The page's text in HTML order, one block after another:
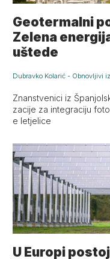
Geotermalni
Zelena
uštede
Dubravko Kolarić - Obnovljivi
Znanstvenici iz
zacije za integraciju
e letjelice
U Europi